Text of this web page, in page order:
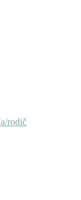
rodič